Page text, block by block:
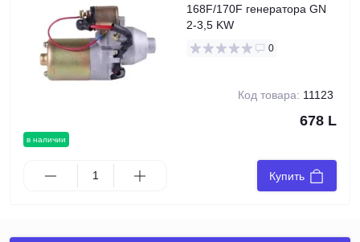
в наличии
168F/170F генератора GN
2-3,5 KW
0
Код товара: 11123
678 L
Купить